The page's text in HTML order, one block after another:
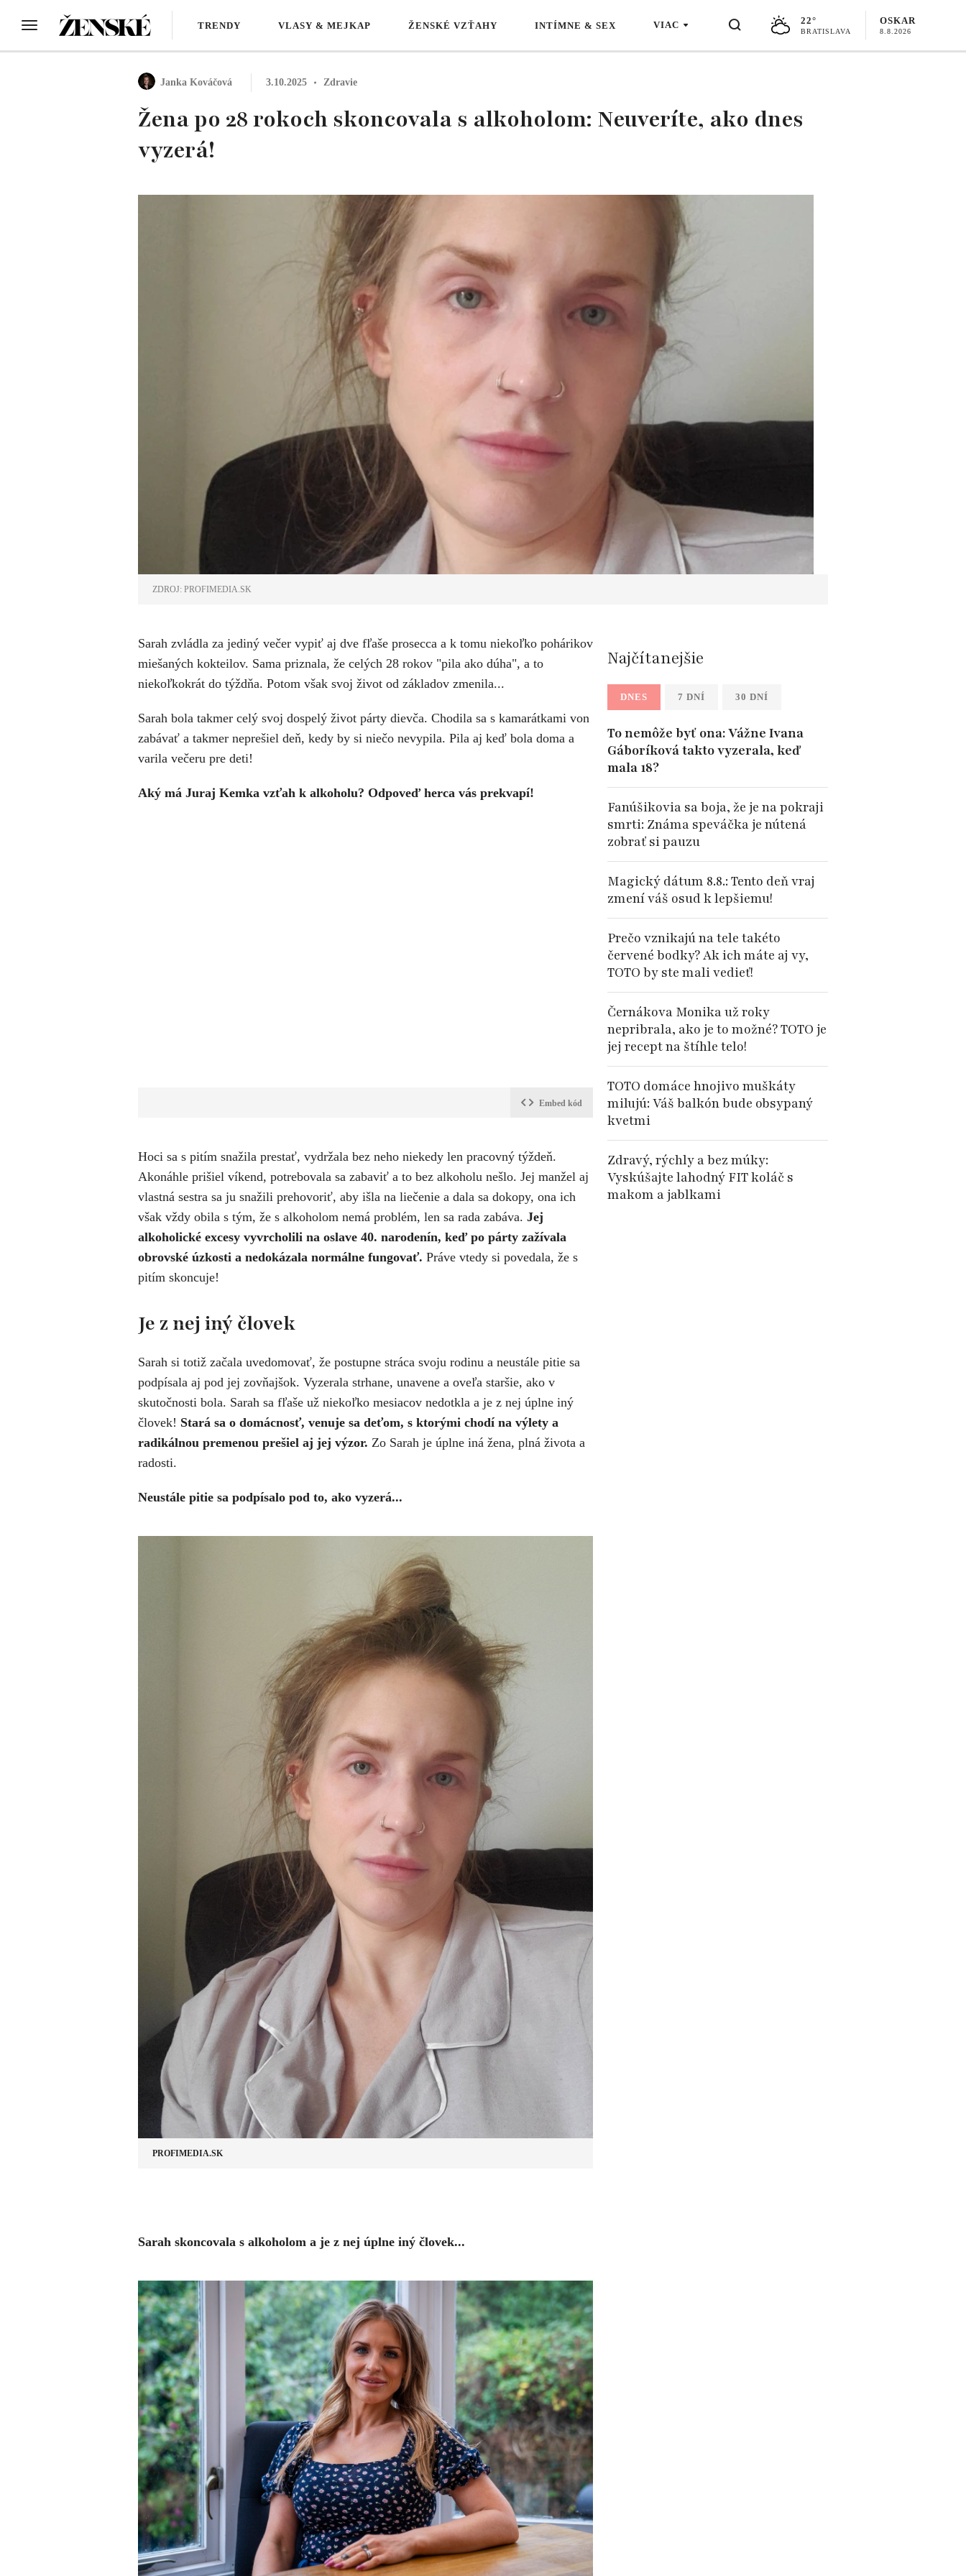
TRENDY VLASY & MEJKAP ŽENSKÉ VZŤAHY INTÍMNE & SEX VIAC 22°
BRATISLAVA
OSKAR
8.8.2026
Janka Kováčová 3.10.2025 Zdravie
Žena po 28 rokoch skoncovala s alkoholom: Neuveríte, ako dnes
vyzerá!
ZDROJ: PROFIMEDIA.SK
Sarah zvládla za jediný večer vypiť aj dve fľaše prosecca a k tomu niekoľko pohárikov
miešaných kokteilov. Sama priznala, že celých 28 rokov "pila ako dúha", a to
niekoľkokrát do týždňa. Potom však svoj život od základov zmenila...
Sarah bola takmer celý svoj dospelý život párty dievča. Chodila sa s kamarátkami von
zabávať a takmer neprešiel deň, kedy by si niečo nevypila. Pila aj keď bola doma a
varila večeru pre deti!
Aký má Juraj Kemka vzťah k alkoholu? Odpoveď herca vás prekvapí!
Embed kód
Hoci sa s pitím snažila prestať, vydržala bez neho niekedy len pracovný týždeň.
Akonáhle prišiel víkend, potrebovala sa zabaviť a to bez alkoholu nešlo. Jej manžel aj
vlastná sestra sa ju snažili prehovoriť, aby išla na liečenie a dala sa dokopy, ona ich
však vždy obila s tým, že s alkoholom nemá problém, len sa rada zabáva. Jej
alkoholické excesy vyvrcholili na oslave 40. narodenín, keď po párty zažívala
obrovské úzkosti a nedokázala normálne fungovať. Práve vtedy si povedala, že s
pitím skoncuje!
Je z nej iný človek
Sarah si totiž začala uvedomovať, že postupne stráca svoju rodinu a neustále pitie sa
podpísala aj pod jej zovňajšok. Vyzerala strhane, unavene a oveľa staršie, ako v
skutočnosti bola. Sarah sa fľaše už niekoľko mesiacov nedotkla a je z nej úplne iný
človek! Stará sa o domácnosť, venuje sa deťom, s ktorými chodí na výlety a
radikálnou premenou prešiel aj jej výzor. Zo Sarah je úplne iná žena, plná života a
radosti.
Neustále pitie sa podpísalo pod to, ako vyzerá...
PROFIMEDIA.SK
Sarah skoncovala s alkoholom a je z nej úplne iný človek...
Najčítanejšie
DNES 7 DNÍ 30 DNÍ
To nemôže byť ona: Vážne Ivana
Gáboríková takto vyzerala, keď
mala 18?
Fanúšikovia sa boja, že je na pokraji
smrti: Známa speváčka je nútená
zobrať si pauzu
Magický dátum 8.8.: Tento deň vraj
zmení váš osud k lepšiemu!
Prečo vznikajú na tele takéto
červené bodky? Ak ich máte aj vy,
TOTO by ste mali vedieť!
Černákova Monika už roky
nepribrala, ako je to možné? TOTO je
jej recept na štíhle telo!
TOTO domáce hnojivo muškáty
milujú: Váš balkón bude obsypaný
kvetmi
Zdravý, rýchly a bez múky:
Vyskúšajte lahodný FIT koláč s
makom a jablkami